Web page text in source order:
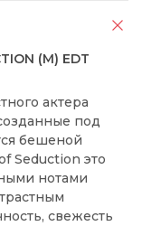
(M) EDT
актера
под
бешеной
Seduction это
нотами
свежесть